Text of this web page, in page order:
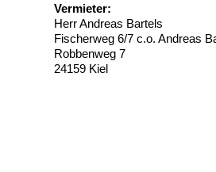
Vermieter:
Herr Andreas Bartels
Fischerweg 6/7 c.o. Andreas
Robbenweg 7
24159 Kiel